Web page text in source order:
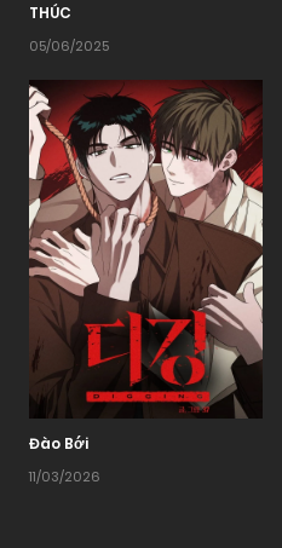
THÚC
05/06/2025
Đào Bới
11/03/2026